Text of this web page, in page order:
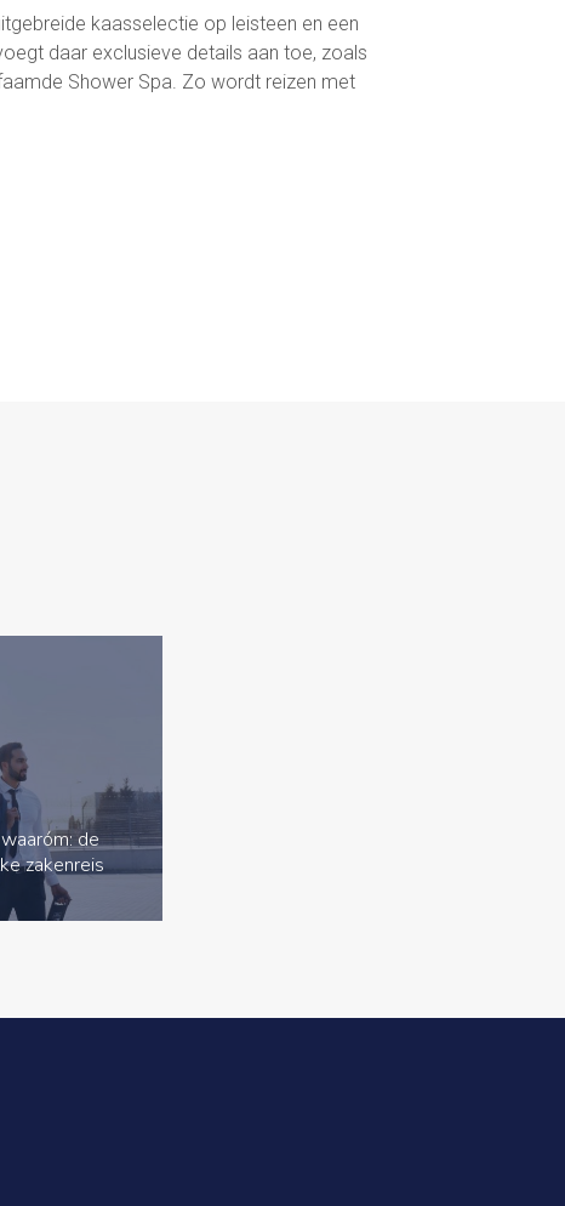
kaasselectie op leisteen en een
daar exclusieve details aan toe, zoals
Shower Spa. Zo wordt reizen met
de
zakenreis